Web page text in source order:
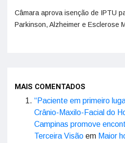
Câmara aprova isenção de IPTU
Parkinson, Alzheimer e Esclerose
MAIS COMENTADOS
“Paciente em primeiro
Crânio-Maxilo-Facial do
Campinas promove
Terceira Visão em Maior